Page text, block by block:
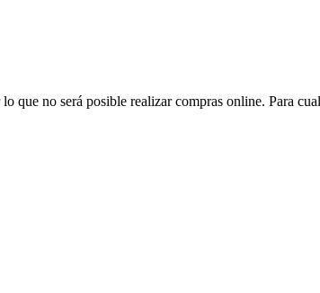
que no será posible realizar compras online. Para